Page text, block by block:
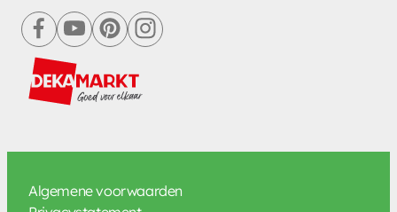
facebookyoutubepinterestinstagram
Algemene voorwaarden